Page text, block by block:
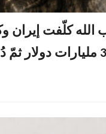
الله كلّفت إيران
الشّماليّة 3 مليارات